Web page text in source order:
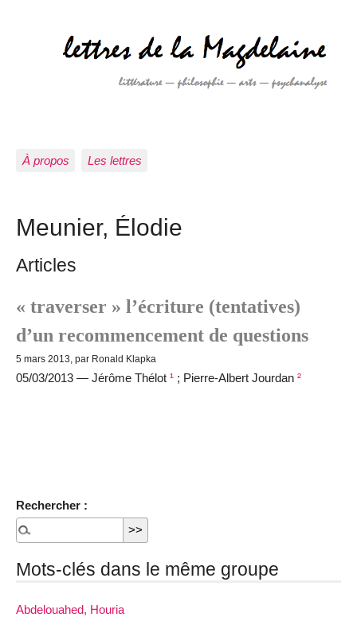
À propos Les lettres
Meunier, Élodie
Articles
« traverser » l’écriture (tentatives)
d’un recommencement de questions
5 mars 2013, par Ronald Klapka
05/03/2013 — Jérôme Thélot ¹ ; Pierre-Albert Jourdan ²
Rechercher :
Mots-clés dans le même groupe
Abdelouahed, Houria